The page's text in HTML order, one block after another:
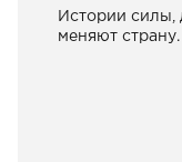
Истории силы,
меняют страну.